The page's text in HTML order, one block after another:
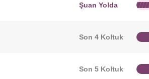
Şuan Yolda
Son 4 Koltuk
Son 5 Koltuk